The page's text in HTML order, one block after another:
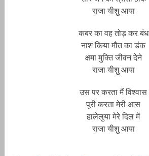
राजा यीशु आया
कबर का वह तोड़ कर बंध
नाश किया मौत का डंक
क्षमा मुक्ति जीवन देने
राजा यीशु आया
उस पर करता मैं विश्वास
पूरी करता मेरी आस
हालेलुया मेरे दिल में
राजा यीशु आया